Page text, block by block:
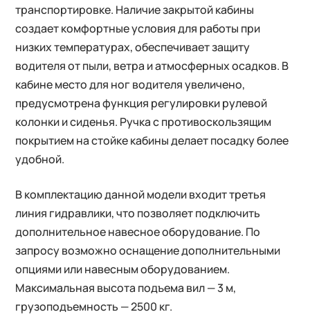
транспортировке. Наличие закрытой кабины
создает комфортные условия для работы при
низких температурах, обеспечивает защиту
водителя от пыли, ветра и атмосферных осадков. В
кабине место для ног водителя увеличено,
предусмотрена функция регулировки рулевой
колонки и сиденья. Ручка с противоскользящим
покрытием на стойке кабины делает посадку более
удобной.
В комплектацию данной модели входит третья
линия гидравлики, что позволяет подключить
дополнительное навесное оборудование. По
запросу возможно оснащение дополнительными
опциями или навесным оборудованием.
Максимальная высота подъема вил — 3 м,
грузоподъемность — 2500 кг.